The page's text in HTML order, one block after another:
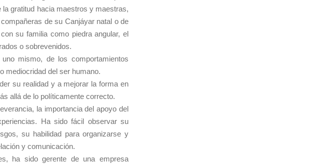
gratitud hacia maestros y maestras,
de su Canjáyar natal o de
su familia como piedra angular, el
o sobrevenidos.
mismo, de los comportamientos
mediocridad del ser humano.
su realidad y a mejorar la forma en
allá de lo políticamente correcto.
la importancia del apoyo del
Ha sido fácil observar su
su habilidad para organizarse y
y comunicación.
ha sido gerente de una empresa